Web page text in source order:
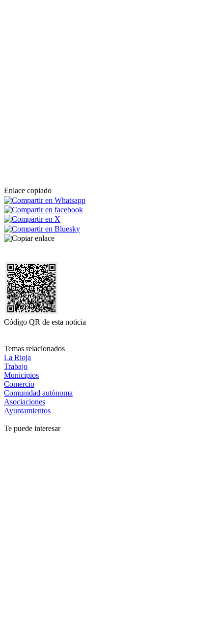
Enlace copiado
Código QR de esta noticia
Temas relacionados
La Rioja
Trabajo
Municipios
Comercio
Comunidad autónoma
Asociaciones
Ayuntamientos
Te puede interesar